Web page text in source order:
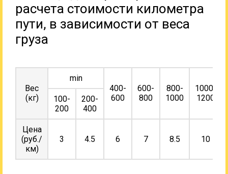
расчета стоимости километра
пути, в зависимости от веса
груза
Вес
(кг)
min
400-
600
600-
800
800-
1000
1000-
1200
100-
200
200-
400
Цена
(руб./
км)
3 4.5 6 7 8.5 10